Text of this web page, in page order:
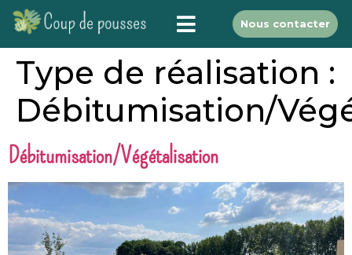
Nous contacter
Type de réalisation :
Débitumisation/
Débitumisation/Végétalisation